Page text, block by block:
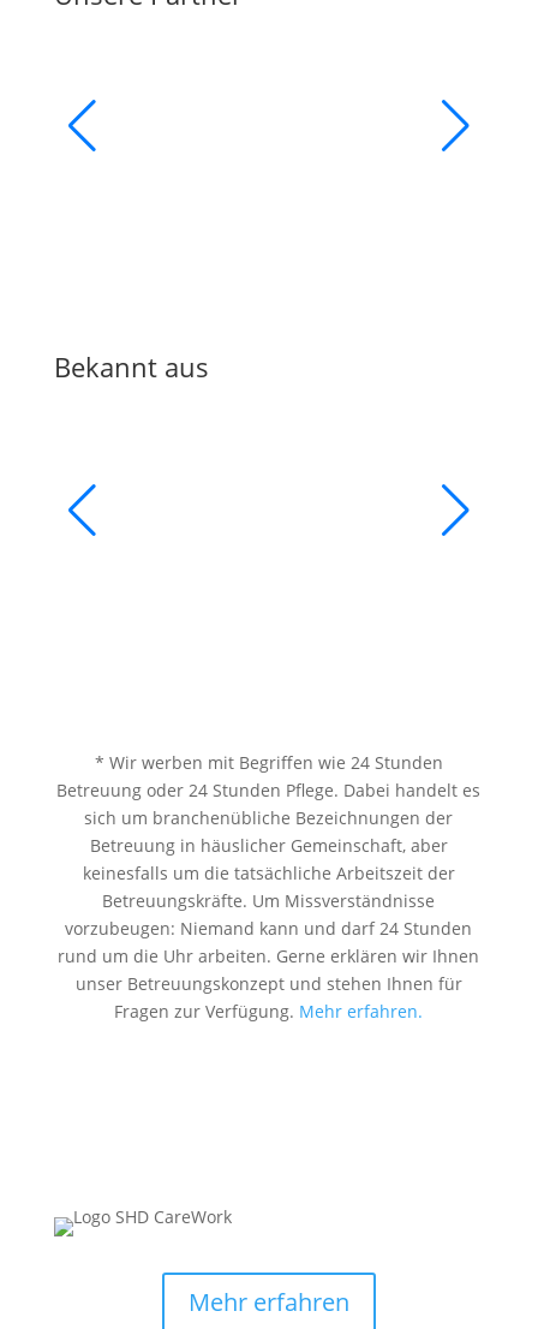
Bekannt aus
* Wir werben mit Begriffen wie 24 Stunden
Betreuung oder 24 Stunden Pflege. Dabei handelt es
sich um branchenübliche Bezeichnungen der
Betreuung in häuslicher Gemeinschaft, aber
keinesfalls um die tatsächliche Arbeitszeit der
Betreuungskräfte. Um Missverständnisse
vorzubeugen: Niemand kann und darf 24 Stunden
rund um die Uhr arbeiten. Gerne erklären wir Ihnen
unser Betreuungskonzept und stehen Ihnen für
Fragen zur Verfügung. Mehr erfahren.
Mehr erfahren